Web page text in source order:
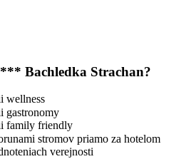
Bachledka Strachan?
wellness
gastronomy
family friendly
stromov priamo za hotelom
verejnosti